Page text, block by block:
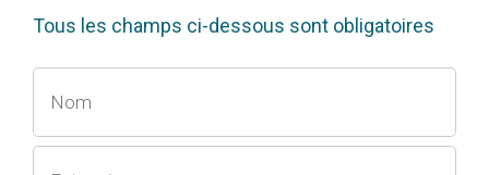
Tous les champs ci-dessous sont obligatoires